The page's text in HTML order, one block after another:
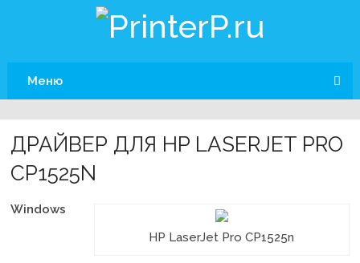
Меню
ДРАЙВЕР ДЛЯ HP LASERJET PRO
CP1525N
HP LaserJet Pro CP1525n
Windows